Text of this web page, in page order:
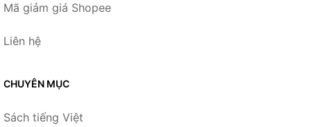
Mã giảm giá Shopee
Liên hệ
CHUYÊN MỤC
Sách tiếng Việt